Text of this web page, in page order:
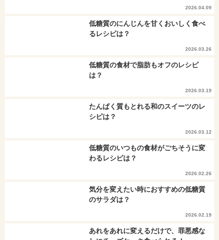
2026.04.09
低糖質のにんじんを甘くおいしく食べ
るレシピは？
2026.03.26
低糖質の食材で脂肪もオフのレシピ
は？
2026.03.19
たんぱく質もとれる和のスイーツのレ
シピは？
2026.03.12
低糖質のいつもの食材がごちそうに変
わるレシピは？
2026.02.26
気分を変えたい時におすすめの低糖質
のサラダは？
2026.02.19
あれをあれに変えるだけで、罪悪感な